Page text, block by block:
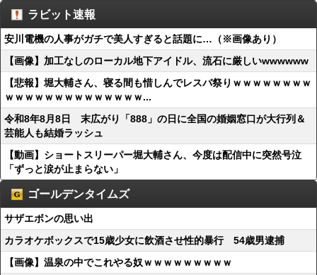
ラビット速報
安川電機の人事がガチで美人すぎると話題に…（※画像あり）
【画像】加工なしのローカル地下アイドル、流石に厳しいwwwwww
【悲報】堀大輔さん、寝る間も惜しんでレスバ祭りｗｗｗｗｗｗｗｗ
ｗｗｗｗｗｗｗｗｗｗｗｗｗｗ...
令和8年8月8日 末広がり「888」の日に全国の婚姻窓口が大行列＆
芸能人も結婚ラッシュ
【動画】ショートスリーパー堀大輔さん、今度は配信中に突然号泣
「ずっと涙が止まらない」
ゴールデンタイムズ
サザエボンの思い出
カラオケボックスで15歳少女に飲酒させ性的暴行 54歳男逮捕
【画像】温泉の中でこれやる奴ｗｗｗｗｗｗｗｗｗ